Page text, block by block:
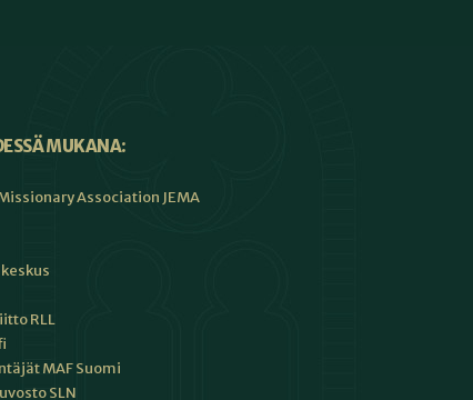
MUKANA:
Association JEMA
RLL
MAF Suomi
SLN